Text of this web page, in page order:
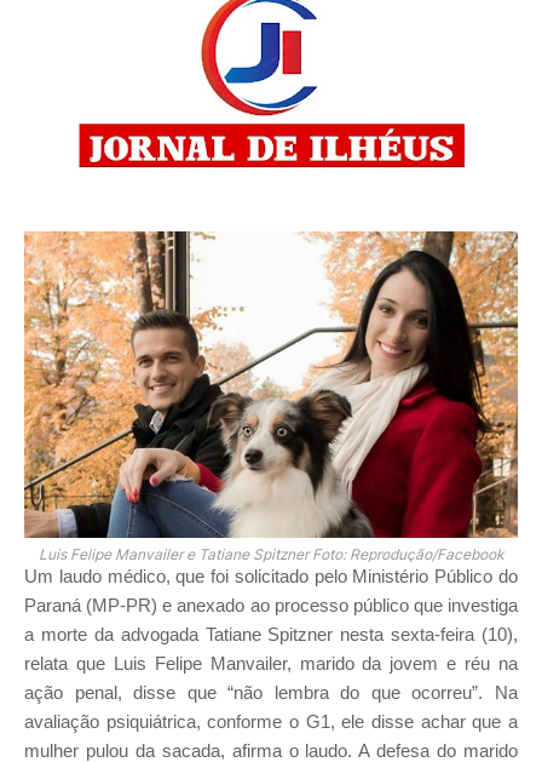
Luis Felipe Manvailer e Tatiane Spitzner Foto: Reprodução/Facebook
Um laudo médico, que foi solicitado pelo Ministério Público do
Paraná (MP-PR) e anexado ao processo público que investiga
a morte da advogada Tatiane Spitzner nesta sexta-feira (10),
relata que Luis Felipe Manvailer, marido da jovem e réu na
ação penal, disse que “não lembra do que ocorreu”. Na
avaliação psiquiátrica, conforme o G1, ele disse achar que a
mulher pulou da sacada, afirma o laudo. A defesa do marido